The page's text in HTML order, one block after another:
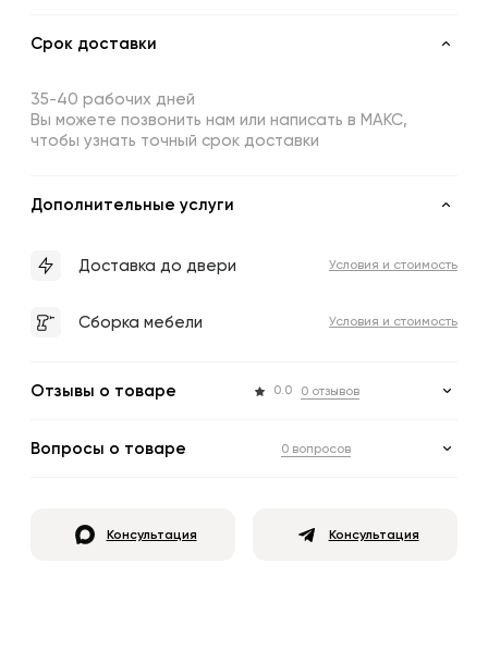
Срок доставки
35-40 рабочих дней
Вы можете позвонить нам или написать в МАКС,
чтобы узнать точный срок доставки
Дополнительные услуги
Доставка до двери Условия и стоимость
Сборка мебели Условия и стоимость
Отзывы о товаре 0.0 0 отзывов
Вопросы о товаре 0 вопросов
Консультация Консультация